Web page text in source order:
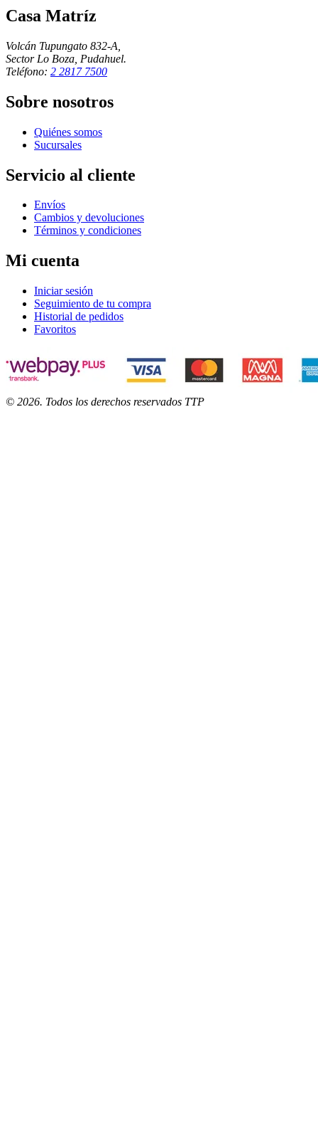
Casa Matríz
Volcán Tupungato 832-A,
Sector Lo Boza, Pudahuel.
Teléfono: 2 2817 7500
Sobre nosotros
Quiénes somos
Sucursales
Servicio al cliente
Envíos
Cambios y devoluciones
Términos y condiciones
Mi cuenta
Iniciar sesión
Seguimiento de tu compra
Historial de pedidos
Favoritos
© 2026. Todos los derechos reservados TTP